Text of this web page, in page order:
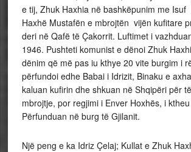
e tij, Zhuk Haxhia në bashkëpunim me
Haxhë Mustafën e mbrojtën vijën kufitare
deri në Qafë të Çakorrit. Luftimet i
1946. Pushteti komunist e dënoi Zhuk
dënim që më pas iu kthye 20 vite burgim i
përfundoi edhe Babai i Idrizit, Binaku e
kaluan kufirin dhe shkuan në Shqipëri për
mbrojtje, por regjimi i Enver Hoxhës, i
Përfunduan në burg të Gjilanit.
Një peng e ka Idriz Çelaj; Kullat e Zhuk